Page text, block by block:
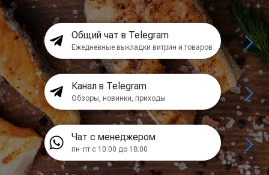
Общий чат в Telegram
Ежедневные выкладки витрин и товаров
Канал в Telegram
Обзоры, новинки, приходы
Чат с менеджером
пн-пт с 10:00 до 18:00